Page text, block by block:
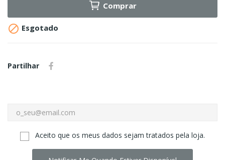
Comprar
 Esgotado
Partilhar
Aceito que os meus dados sejam tratados pela loja.